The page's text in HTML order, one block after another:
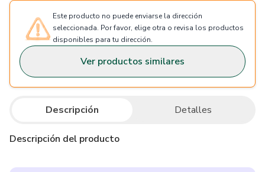
Este producto no puede enviarse la dirección
seleccionada. Por favor, elige otra o revisa los productos
disponibles para tu dirección.
Ver productos similares
Descripción Detalles
Descripción del producto